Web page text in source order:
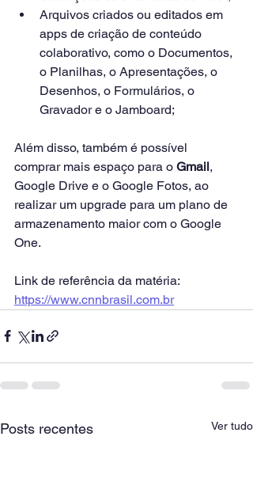
Arquivos criados ou editados em
apps de criação de conteúdo
colaborativo, como o Documentos,
o Planilhas, o Apresentações, o
Desenhos, o Formulários, o
Gravador e o Jamboard;
Além disso, também é possível
comprar mais espaço para o Gmail,
Google Drive e o Google Fotos, ao
realizar um upgrade para um plano de
armazenamento maior com o Google
One.
Link de referência da matéria:
https://www.cnnbrasil.com.br
Posts recentes Ver tudo